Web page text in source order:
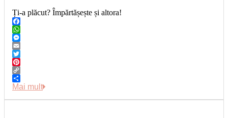
Ți-a plăcut? Împărtășește și altora!
Facebook
WhatsApp
Messenger
Email
Twitter
Pinterest
Copy
Link
Share
Mai mult